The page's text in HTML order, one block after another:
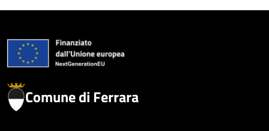
Comune di Ferrara